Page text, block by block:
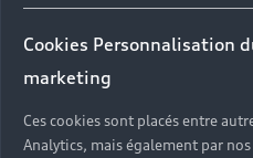
Cookies Personnalisation
marketing
Ces cookies sont placés entre
Analytics, mais également par
Accès rapides